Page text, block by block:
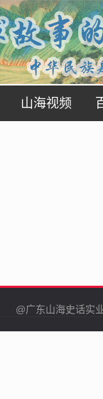
山海视频
@广东山海史话实